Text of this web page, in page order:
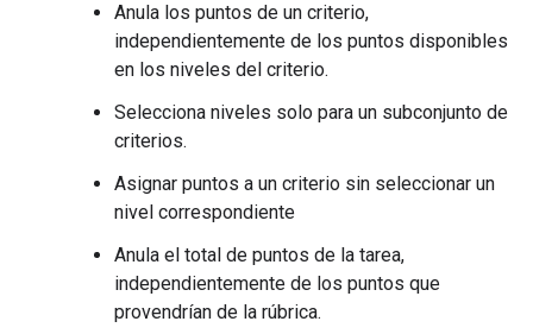
Anula los puntos de un criterio,
independientemente de los puntos disponibles
en los niveles del criterio.
Selecciona niveles solo para un subconjunto de
criterios.
Asignar puntos a un criterio sin seleccionar un
nivel correspondiente
Anula el total de puntos de la tarea,
independientemente de los puntos que
provendrían de la rúbrica.